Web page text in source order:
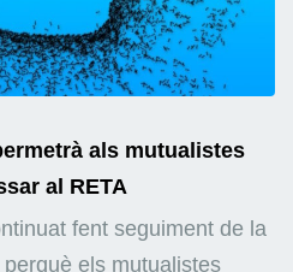
als mutualistes
al RETA
fent seguiment de la
els mutualistes